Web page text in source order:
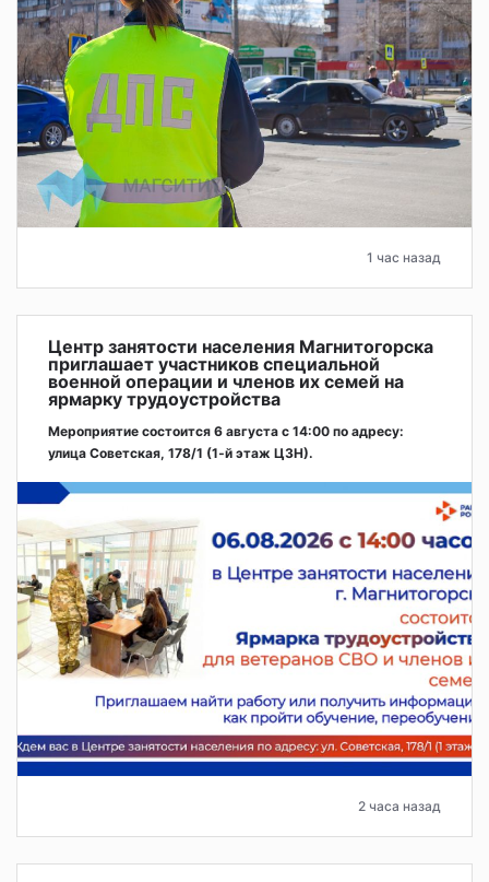
1 час назад
Центр занятости населения Магнитогорска
приглашает участников специальной
военной операции и членов их семей на
ярмарку трудоустройства
Мероприятие состоится 6 августа с 14:00 по адресу:
улица Советская, 178/1 (1‑й этаж ЦЗН).
2 часа назад